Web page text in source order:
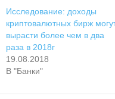
Исследование: доходы
криптовалютных бирж
вырасти более чем в два
раза в 2018г
19.08.2018
В "Банки"